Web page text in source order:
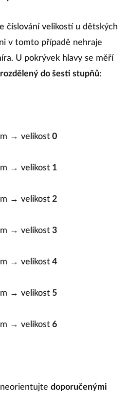
číslování velikostí u dětských
v tomto případě nehraje
U pokrývek hlavy se měří
do šesti stupňů:
→ velikost 0
→ velikost 1
→ velikost 2
→ velikost 3
→ velikost 4
→ velikost 5
→ velikost 6
doporučenými